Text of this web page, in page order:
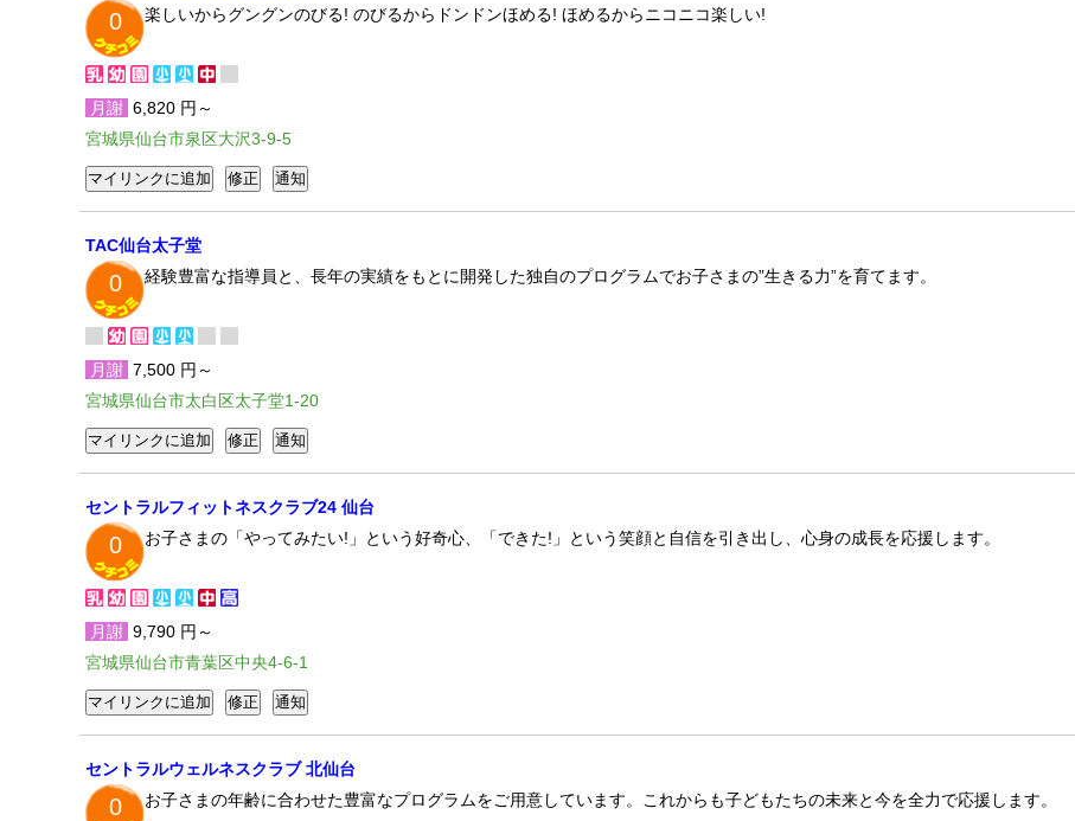
0 楽しいからグングンのびる! のびるからドンドンほめる! ほめるからニコニコ楽しい!
月謝 6,820 円～
宮城県仙台市泉区大沢3-9-5
TAC仙台太子堂
0 経験豊富な指導員と、長年の実績をもとに開発した独自のプログラムでお子さまの”生きる力”を育てます。
月謝 7,500 円～
宮城県仙台市太白区太子堂1-20
セントラルフィットネスクラブ24 仙台
0 お子さまの「やってみたい!」という好奇心、「できた!」という笑顔と自信を引き出し、心身の成長を応援します。
月謝 9,790 円～
宮城県仙台市青葉区中央4-6-1
セントラルウェルネスクラブ 北仙台
0 お子さまの年齢に合わせた豊富なプログラムをご用意しています。これからも子どもたちの未来と今を全力で応援します。